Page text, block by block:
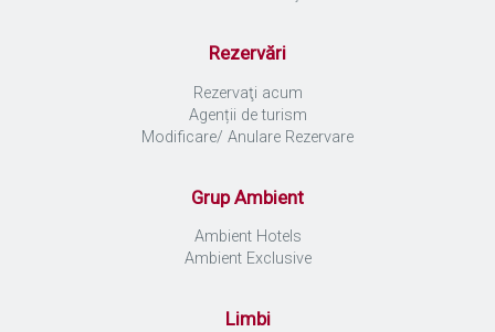
Rezervări
Rezervaţi acum
Agenții de turism
Modificare/ Anulare Rezervare
Grup Ambient
Ambient Hotels
Ambient Exclusive
Limbi